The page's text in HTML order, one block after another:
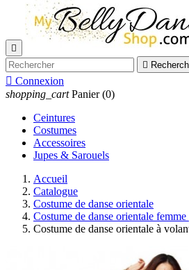


 Connexion
shopping_cart Panier (0)
Ceintures
Costumes
Accessoires
Jupes & Sarouels
Accueil
Catalogue
Costume de danse orientale
Costume de danse orientale femme
Costume de danse orientale à